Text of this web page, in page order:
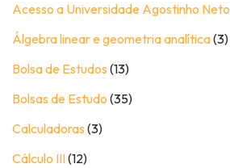
Acesso a Universidade Agostinho Neto
Álgebra linear e geometria analítica(3)
Bolsa de Estudos (13)
Bolsas de Estudo (35)
Calculadoras (3)
Cálculo III(12)